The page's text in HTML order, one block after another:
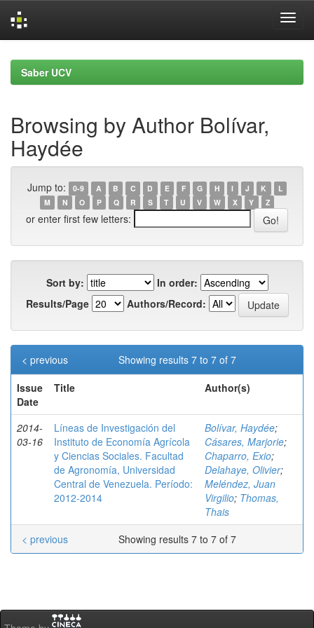
navigationSaber UCV
Browsing by Author Bolívar,
Haydée
Jump to: 0-9 A B C D E F G H I J K
L
M
N O P Q R S T U V W X Y Z
or enter first few letters:
Sort by:
In order:
Results/Page
Authors/Record:
Showing results 7 to 7 of 7
< previous
Issue
Date
Title Author(s)
2014-
03-16
Líneas de Investigación del
Instituto de Economía Agrícola
y Ciencias Sociales. Facultad
de Agronomía, Universidad
Central de Venezuela. Período:
2012-2014
Bolívar, Haydée;
Cásares, Marjorie;
Chaparro, Exio;
Delahaye, Olivier;
Meléndez, Juan
Virgilio; Thomas,
Thais
Showing results 7 to 7 of 7
< previous